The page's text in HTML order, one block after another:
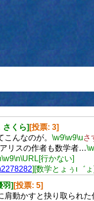
さくら] [投票: 3]
んなのが。 \w9\w9\uさ
リスの作者も数学者…
\w9\n\URL[行かない]
][数学とょぅι゛ょ]
羽] [投票: 5]
肩動かすと抉り取られ